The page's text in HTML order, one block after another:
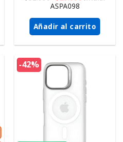
ASPA098
Añadir al carrito
-42%